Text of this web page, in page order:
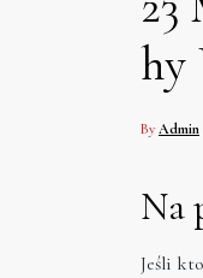
hy
By Admin
Na
Jeśli